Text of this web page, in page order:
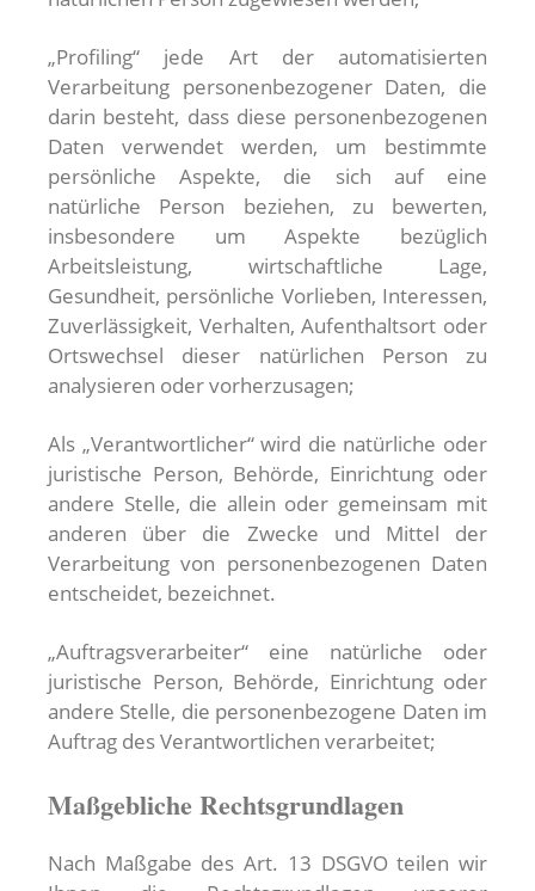
„Profiling“ jede Art der automatisierten
Verarbeitung personenbezogener Daten, die
darin besteht, dass diese personenbezogenen
Daten verwendet werden, um bestimmte
persönliche Aspekte, die sich auf eine
natürliche Person beziehen, zu bewerten,
insbesondere um Aspekte bezüglich
Arbeitsleistung, wirtschaftliche Lage,
Gesundheit, persönliche Vorlieben, Interessen,
Zuverlässigkeit, Verhalten, Aufenthaltsort oder
Ortswechsel dieser natürlichen Person zu
analysieren oder vorherzusagen;
Als „Verantwortlicher“ wird die natürliche oder
juristische Person, Behörde, Einrichtung oder
andere Stelle, die allein oder gemeinsam mit
anderen über die Zwecke und Mittel der
Verarbeitung von personenbezogenen Daten
entscheidet, bezeichnet.
„Auftragsverarbeiter“ eine natürliche oder
juristische Person, Behörde, Einrichtung oder
andere Stelle, die personenbezogene Daten im
Auftrag des Verantwortlichen verarbeitet;
Maßgebliche Rechtsgrundlagen
Nach Maßgabe des Art. 13 DSGVO teilen wir